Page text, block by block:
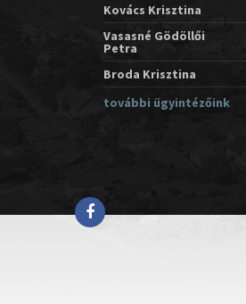
Kovács Krisztina
Vasasné Gödöllői
Petra
Broda Krisztina
további ügyintézőink